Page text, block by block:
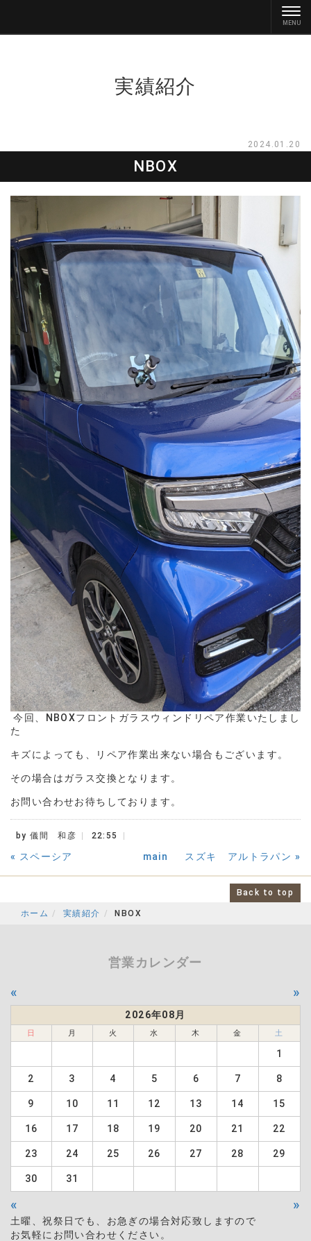
実績紹介
2024.01.20
NBOX
今回、NBOXフロントガラスウィンドリペア作業いたしまし
た
キズによっても、リペア作業出来ない場合もございます。
その場合はガラス交換となります。
お問い合わせお待ちしております。
by儀間 和彦 22:55
« スペーシア main スズキ アルトラパン »
Back to top
ホーム 実績紹介 NBOX
営業カレンダー
« »
2026年08月
日 月 火 水 木 金 土
1
2 3 4 5 6 7 8
9 10 11 12 13 14 15
16 17 18 19 20 21 22
23 24 25 26 27 28 29
30 31
« »
土曜、祝祭日でも、お急ぎの場合対応致しますので
お気軽にお問い合わせください。